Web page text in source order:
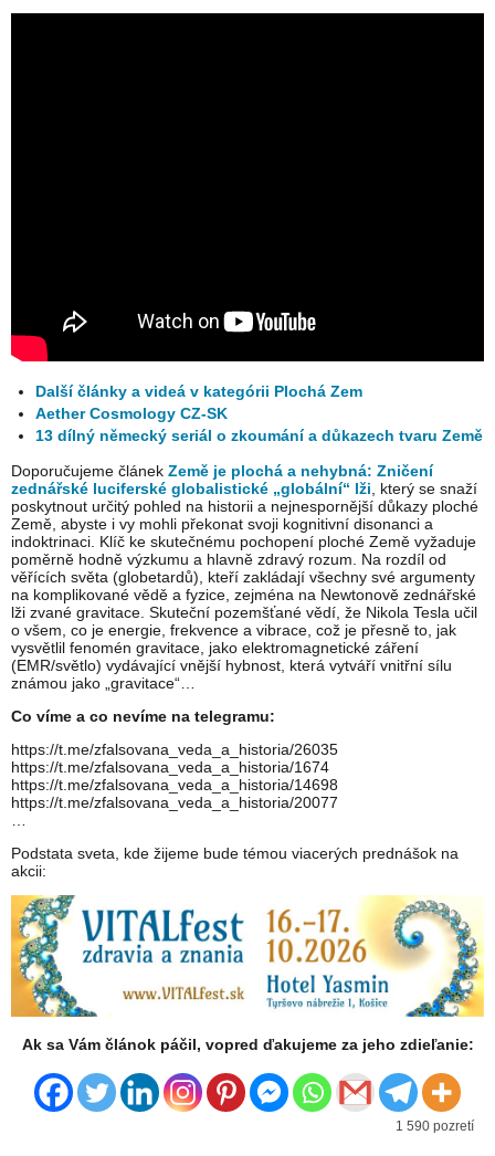
Další články a videá v kategórii Plochá Zem
Aether Cosmology CZ-SK
13 dílný německý seriál o zkoumání a důkazech tvaru Země
Doporučujeme článek Země je plochá a nehybná: Zničení
zednářské luciferské globalistické „globální“ lži , který se snaží
poskytnout určitý pohled na historii a nejnespornější důkazy ploché
Země, abyste i vy mohli překonat svoji kognitivní disonanci a
indoktrinaci. Klíč ke skutečnému pochopení ploché Země vyžaduje
poměrně hodně výzkumu a hlavně zdravý rozum. Na rozdíl od
věřících světa (globetardů), kteří zakládají všechny své argumenty
na komplikované vědě a fyzice, zejména na Newtonově zednářské
lži zvané gravitace. Skuteční pozemšťané vědí, že Nikola Tesla učil
o všem, co je energie, frekvence a vibrace, což je přesně to, jak
vysvětlil fenomén gravitace, jako elektromagnetické záření
(EMR/světlo) vydávající vnější hybnost, která vytváří vnitřní sílu
známou jako „gravitace“…
Co víme a co nevíme na telegramu:
https://t.me/zfalsovana_veda_a_historia/26035
https://t.me/zfalsovana_veda_a_historia/1674
https://t.me/zfalsovana_veda_a_historia/14698
https://t.me/zfalsovana_veda_a_historia/20077
Podstata sveta, kde žijeme bude témou viacerých prednášok na
akcii:
Ak sa Vám článok páčil, vopred ďakujeme za jeho zdieľanie:
1 590 pozretí